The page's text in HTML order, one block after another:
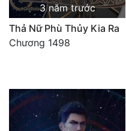
3 năm trước
Thả Nữ Phù Thủy Kia Ra
Chương 1498